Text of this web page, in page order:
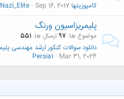
کامپوزیتها Sep 16, 2017
Nazi_Elite
پلیمریزاسیون ورنگ
موضوع ها 97ارسال ها 551
Mar 31, 2024
Persia1